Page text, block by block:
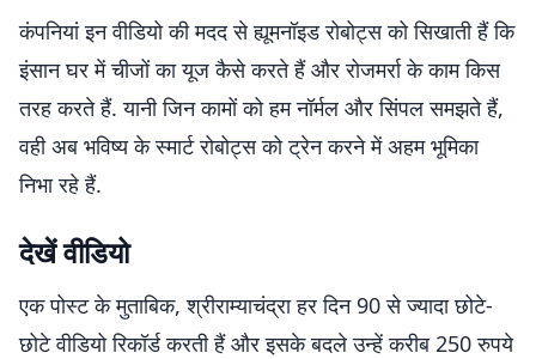
कंपनियां इन वीडियो की मदद से ह्यूमनॉइड रोबोट्स को सिखाती हैं कि
इंसान घर में चीजों का यूज कैसे करते हैं और रोजमर्रा के काम किस
तरह करते हैं. यानी जिन कामों को हम नॉर्मल और सिंपल समझते हैं,
वही अब भविष्य के स्मार्ट रोबोट्स को ट्रेन करने में अहम भूमिका
निभा रहे हैं.
देखें वीडियो
एक पोस्ट के मुताबिक, श्रीराम्याचंद्रा हर दिन 90 से ज्यादा छोटे-
छोटे वीडियो रिकॉर्ड करती हैं और इसके बदले उन्हें करीब 250 रुपये